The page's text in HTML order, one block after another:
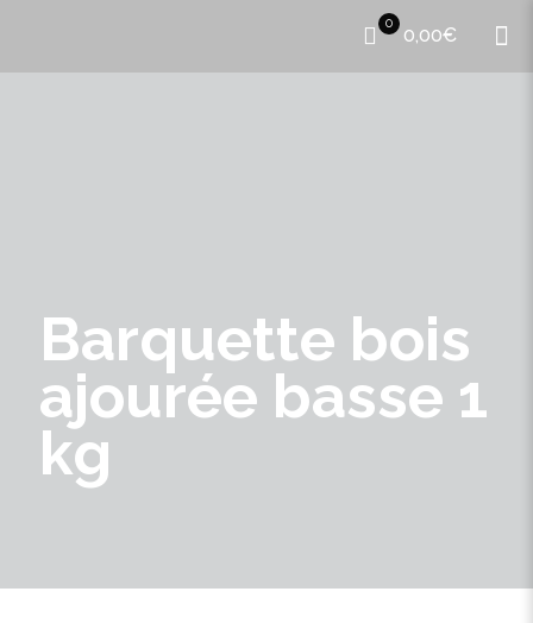
0
0,00€
Barquette bois
ajourée basse 1
kg